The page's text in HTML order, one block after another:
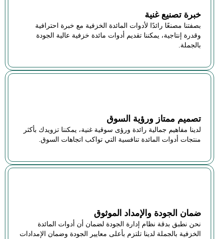
خبرة تصنيع غنية
بصفتنا مصنعًا رائدًا لأدوات المائدة الخزفية مع خبرة احترافية
وقدرة إنتاجية، يمكننا تقديم أدوات مائدة خزفية عالية الجودة
بالجملة.
تصميم ممتاز ورؤية السوق
لدينا مفاهيم جمالية رائدة ورؤى سوقية غنية، يمكننا تزويدك بأكثر
منتجات أدوات المائدة تنافسية التي تواكب اتجاهات السوق.
ضمان الجودة والإمداد الموثوق
نحن نطبق بدقة نظام إدارة الجودة لضمان أن أدوات المائدة
الخزفية بالجملة لدينا تلتزم بأعلى معايير الجودة وضمان الإمدادات